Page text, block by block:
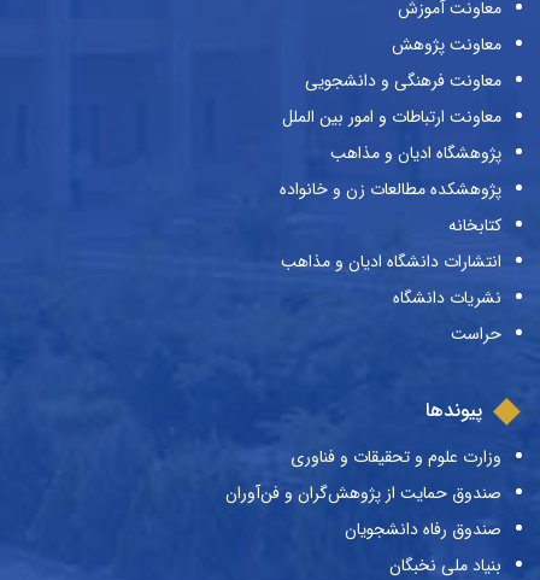
معاونت آموزش
معاونت پژوهش
معاونت فرهنگی و دانشجویی
معاونت ارتباطات و امور بین الملل
پژوهشگاه ادیان و مذاهب
پژوهشکده مطالعات زن و خانواده
کتابخانه
انتشارات دانشگاه ادیان و مذاهب
نشریات دانشگاه
حراست
پیوندها
وزارت علوم و تحقیقات و فناوری
صندوق حمایت از پژوهش‌گران و فن‌آوران
صندوق رفاه دانشجویان
بنیاد ملی نخبگان